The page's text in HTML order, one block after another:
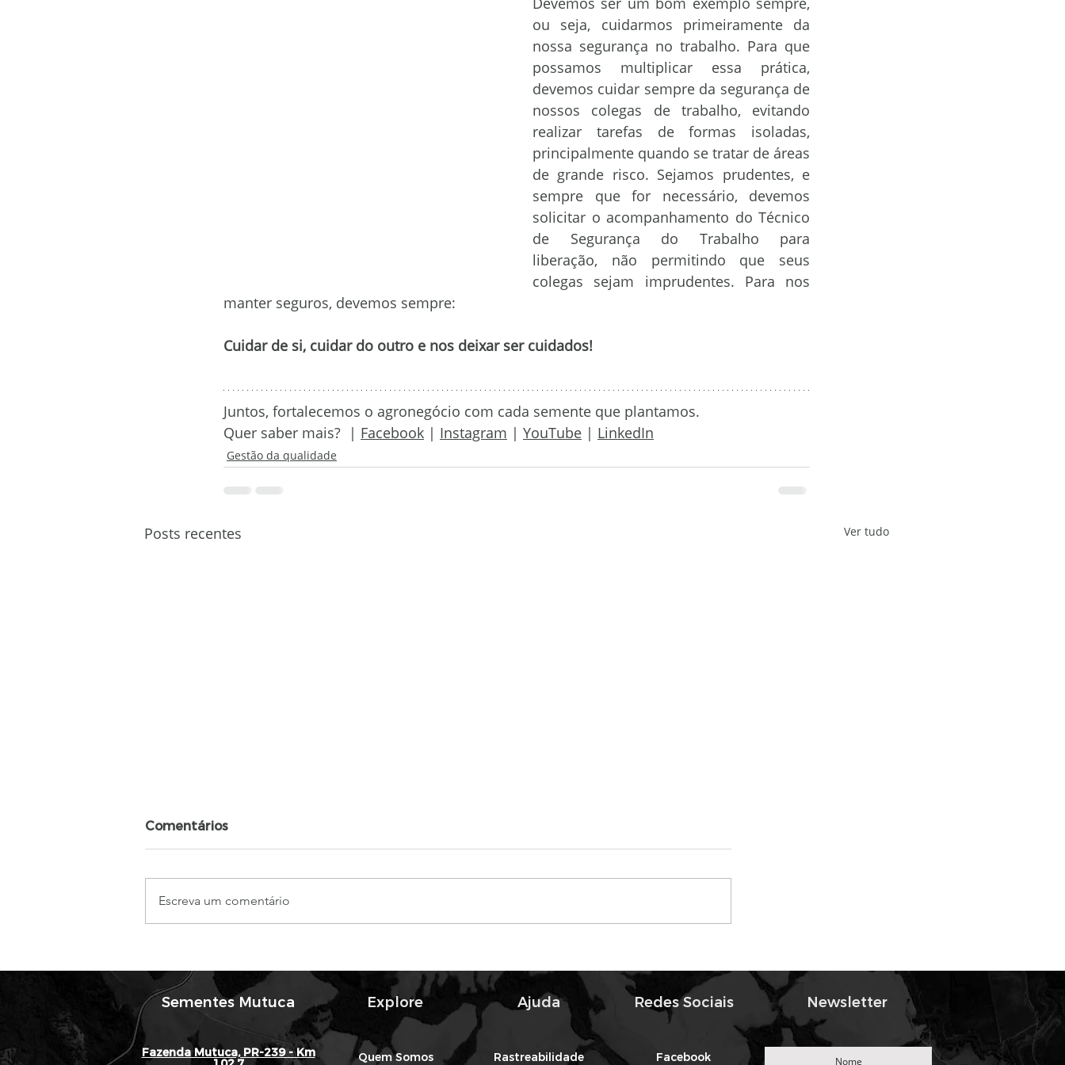
LG FORTALEZA
ORS Atlas ORS Ferrari
ou seja, cuidarmos primeiramente da
nossa segurança no trabalho. Para que
possamos multiplicar essa prática,
devemos cuidar sempre da segurança de
nossos colegas de trabalho, evitando
realizar tarefas de formas isoladas,
principalmente quando se tratar de áreas
de grande risco. Sejamos prudentes, e
sempre que for necessário, devemos
solicitar o acompanhamento do Técnico
de Segurança do Trabalho para
liberação, não permitindo que seus
colegas sejam imprudentes. Para nos
manter seguros, devemos sempre:
Cuidar de si, cuidar do outro e nos deixar ser cuidados!
Juntos, fortalecemos o agronegócio com cada semente que plantamos.
Quer saber mais?  | Facebook | Instagram | YouTube | LinkedIn
Gestão da qualidade
Posts recentes Ver tudo
Sementes Mutuca com o
Futuro da Agricultura
funcionários e prevenir as
Comentários
Escreva um comentário
Sementes Mutuca Explore Ajuda Redes Sociais Newsletter
Fazenda Mutuca, PR-239 - Km Quem Somos Rastreabilidade Facebook